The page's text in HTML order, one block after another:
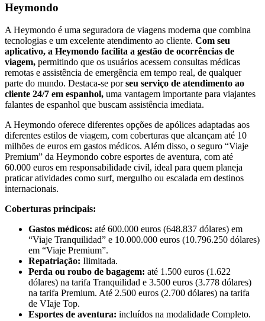
Heymondo
A Heymondo é uma seguradora de viagens moderna que combina
tecnologias e um excelente atendimento ao cliente. Com seu
aplicativo, a Heymondo facilita a gestão de ocorrências de
viagem, permitindo que os usuários acessem consultas médicas
remotas e assistência de emergência em tempo real, de qualquer
parte do mundo. Destaca-se porseu serviço de atendimento ao
cliente 24/7 em espanhol, uma vantagem importante para viajantes
falantes de espanhol que buscam assistência imediata.
A Heymondo oferece diferentes opções de apólices adaptadas aos
diferentes estilos de viagem, com coberturas que alcançam até 10
milhões de euros em gastos médicos. Além disso, o seguro “Viaje
Premium” da Heymondo cobre esportes de aventura, com até
60.000 euros em responsabilidade civil, ideal para quem planeja
praticar atividades como surf, mergulho ou escalada em destinos
internacionais.
Coberturas principais:
Gastos médicos: até 600.000 euros (648.837 dólares) em
“Viaje Tranquilidad” e 10.000.000 euros (10.796.250 dólares)
em “Viaje Premium”.
Repatriação: Ilimitada.
Perda ou roubo de bagagem: até 1.500 euros (1.622
dólares) na tarifa Tranquilidad e 3.500 euros (3.778 dólares)
na tarifa Premium. Até 2.500 euros (2.700 dólares) na tarifa
de VIaje Top.
Esportes de aventura: incluídos na modalidade Completo.